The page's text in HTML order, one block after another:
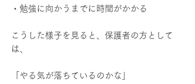
・勉強に向かうまでに時間がかかる
こうした様子を見ると、保護者の方として
は、
「やる気が落ちているのかな」